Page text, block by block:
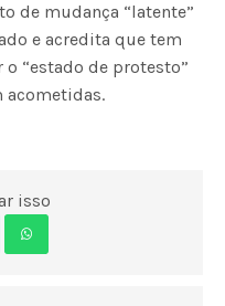
de mudança “latente”
e acredita que tem
“estado de protesto”
acometidas.
isso